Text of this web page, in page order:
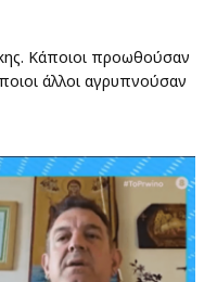
Κάποιοι προωθούσαν
άλλοι αγρυπνούσαν